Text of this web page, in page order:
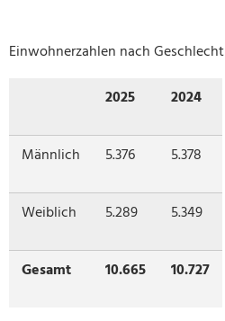
Einwohnerzahlen nach Geschlecht
2025
2024
Männlich 5.376 5.378
Weiblich 5.289 5.349
Gesamt 10.665 10.727